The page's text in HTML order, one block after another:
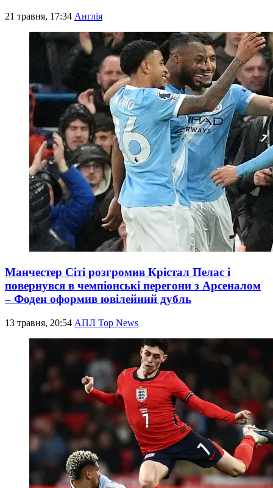
21 травня, 17:34 Англія
Манчестер Сіті розгромив Крістал Пелас і
повернувся в чемпіонські перегони з Арсеналом
– Фоден оформив ювілейний дубль
13 травня, 20:54 АПЛ Top News